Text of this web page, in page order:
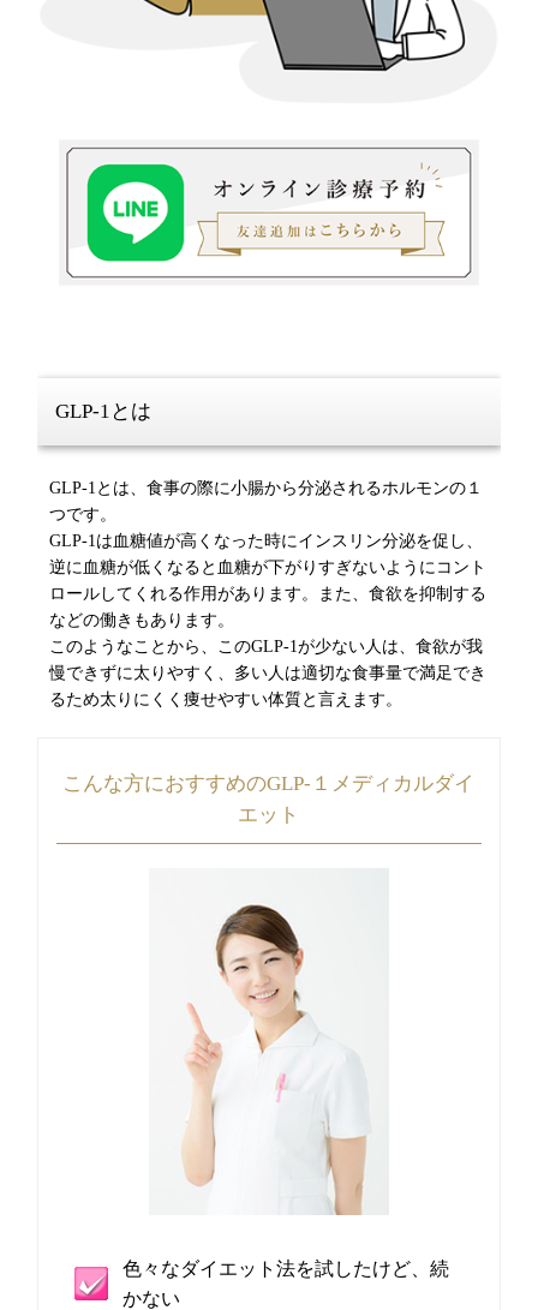
GLP-1とは
GLP-1とは、食事の際に小腸から分泌されるホルモンの１
つです。
GLP-1は血糖値が高くなった時にインスリン分泌を促し、
逆に血糖が低くなると血糖が下がりすぎないようにコント
ロールしてくれる作用があります。また、食欲を抑制する
などの働きもあります。
このようなことから、このGLP-1が少ない人は、食欲が我
慢できずに太りやすく、多い人は適切な食事量で満足でき
るため太りにくく痩せやすい体質と言えます。
こんな方におすすめのGLP-１メディカルダイ
エット
色々なダイエット法を試したけど、続
かない